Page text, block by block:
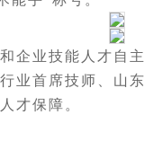
企业技能人才自
业首席技师、山
才保障。